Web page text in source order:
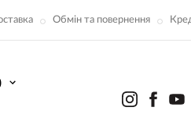
Обмін та повернення